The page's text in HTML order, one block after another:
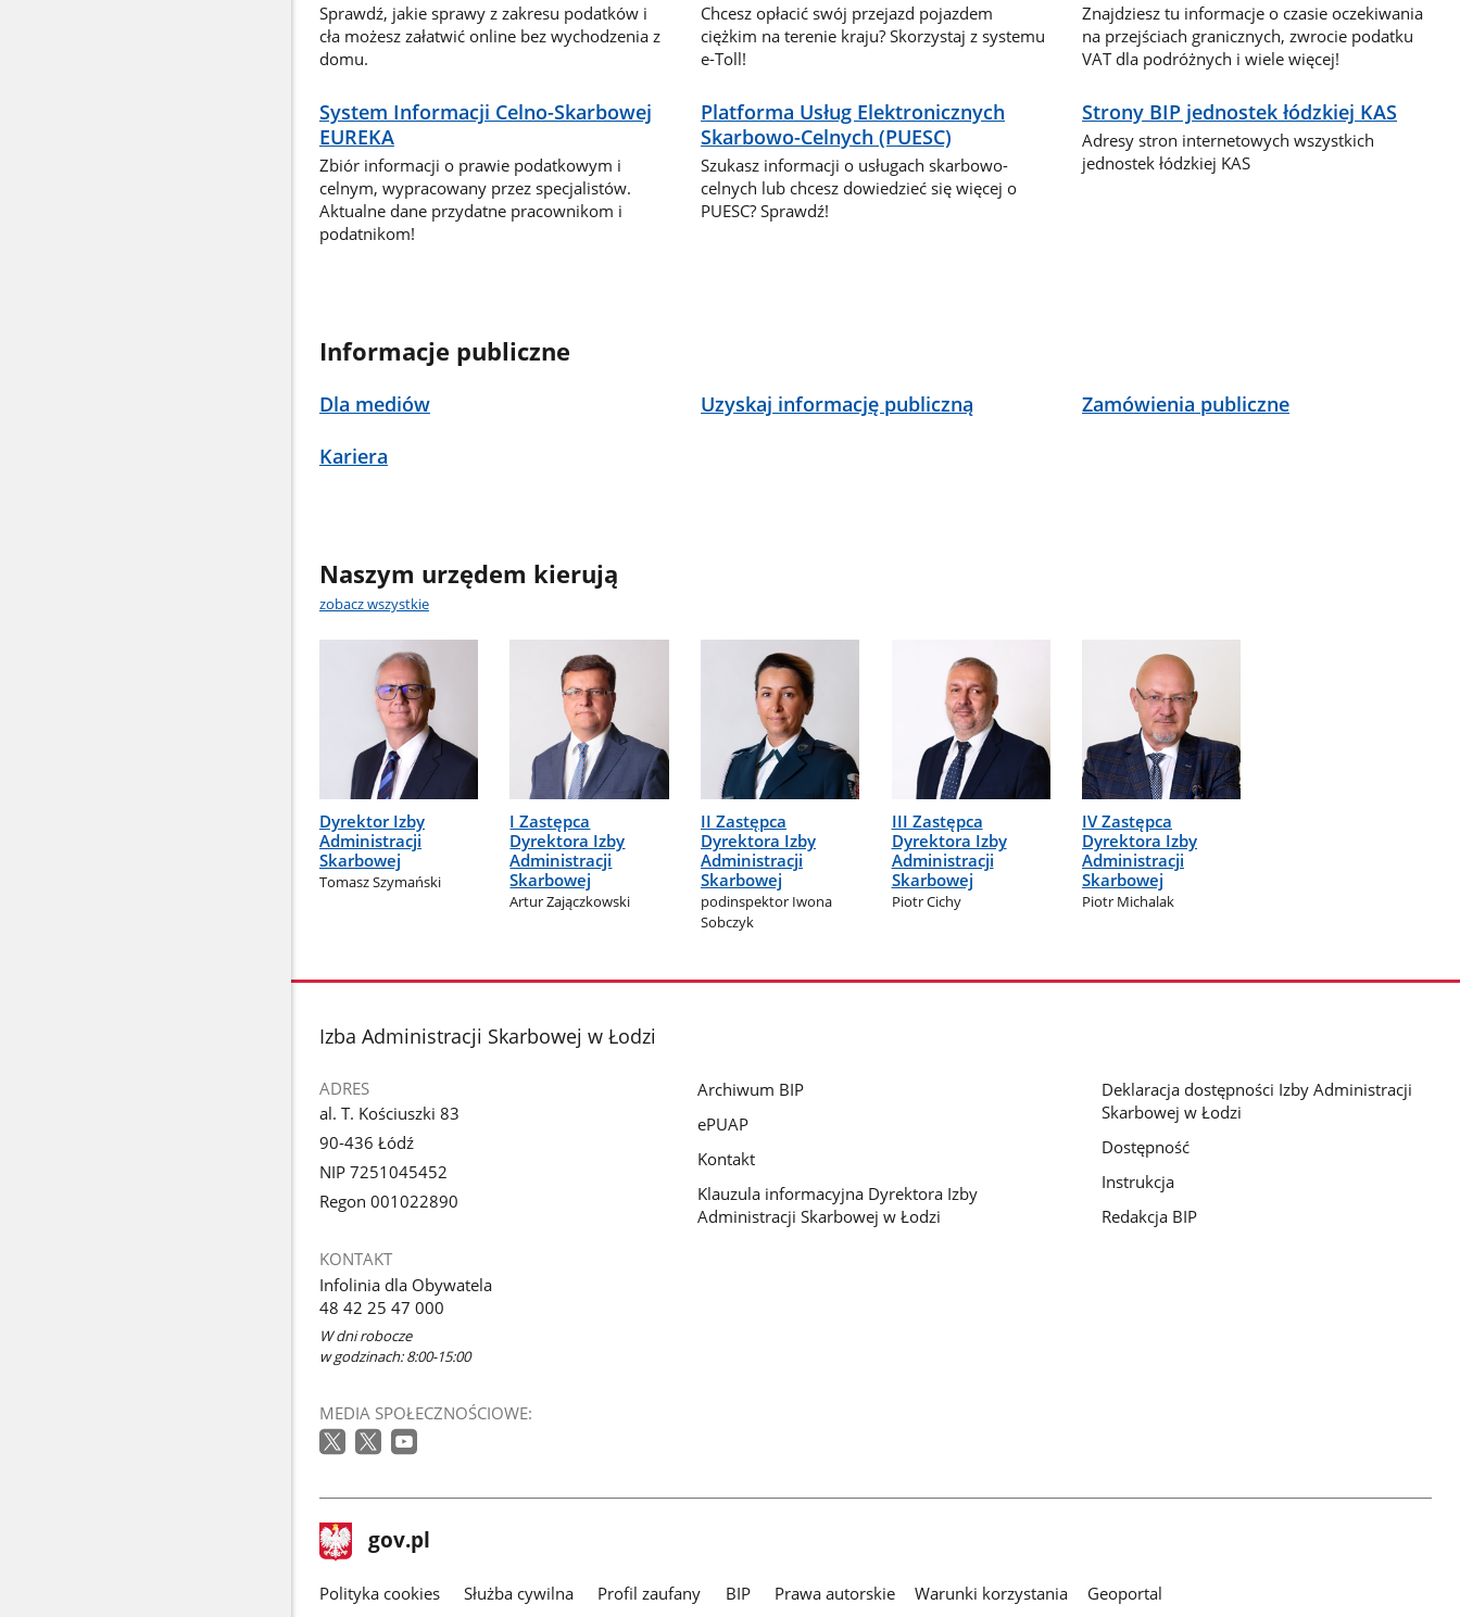
Sprawdź, jakie sprawy z zakresu podatków i
cła możesz załatwić online bez wychodzenia z
domu.
Chcesz opłacić swój przejazd pojazdem
ciężkim na terenie kraju? Skorzystaj z systemu
e-Toll!
Znajdziesz tu informacje o czasie oczekiwania
na przejściach granicznych, zwrocie podatku
VAT dla podróżnych i wiele więcej!
System Informacji Celno-Skarbowej
EUREKA
Zbiór informacji o prawie podatkowym i
celnym, wypracowany przez specjalistów.
Aktualne dane przydatne pracownikom i
podatnikom!
Platforma Usług Elektronicznych
Skarbowo-Celnych (PUESC)
Szukasz informacji o usługach skarbowo-
celnych lub chcesz dowiedzieć się więcej o
PUESC? Sprawdź!
Strony BIP jednostek łódzkiej KAS
Adresy stron internetowych wszystkich
jednostek łódzkiej KAS
Informacje publiczne
Dla mediów Uzyskaj informację publiczną Zamówienia publiczne
Kariera
Naszym urzędem kierują
zobacz wszystkie
Dyrektor Izby
Administracji
Skarbowej
Tomasz Szymański
I Zastępca
Dyrektora Izby
Administracji
Skarbowej
Artur Zajączkowski
II Zastępca
Dyrektora Izby
Administracji
Skarbowej
podinspektor Iwona
Sobczyk
III Zastępca
Dyrektora Izby
Administracji
Skarbowej
Piotr Cichy
IV Zastępca
Dyrektora Izby
Administracji
Skarbowej
Piotr Michalak
stopka
Izba Administracji Skarbowej w Łodzi
ADRES
al. T. Kościuszki 83
90-436 Łódź
NIP 7251045452
Regon 001022890
KONTAKT
Infolinia dla Obywatela
48 42 25 47 000
W dni robocze
w godzinach: 8:00-15:00
MEDIA SPOŁECZNOŚCIOWE:
Archiwum BIP
ePUAP
Kontakt
Klauzula informacyjna Dyrektora Izby
Administracji Skarbowej w Łodzi
Deklaracja dostępności Izby Administracji
Skarbowej w Łodzi
Dostępność
Instrukcja
Redakcja BIP
stopka
gov.pl Strona
gov.pl
gov.pl
Polityka cookies Służba cywilna Profil zaufany BIP Prawa autorskie Warunki korzystania Geoportal